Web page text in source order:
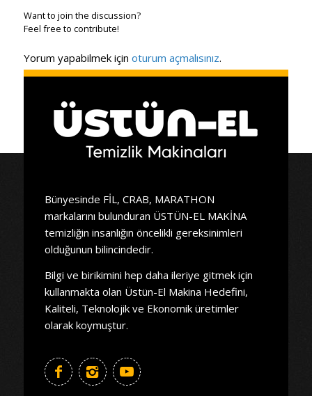
Want to join the discussion?
Feel free to contribute!
Yorum yapabilmek için oturum açmalısınız.
Bünyesinde FİL, CRAB, MARATHON
markalarını bulunduran ÜSTÜN-EL MAKİNA
temizliğin insanlığın öncelikli gereksinimleri
olduğunun bilincindedir.
Bilgi ve birikimini hep daha ileriye gitmek için
kullanmakta olan Üstün-El Makina Hedefini,
Kaliteli, Teknolojik ve Ekonomik üretimler
olarak koymuştur.